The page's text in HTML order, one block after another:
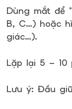
Dùng mắt để
B, C…) hoặc
giác…).
Lặp lại 5 – 10
Lưu ý: Đầu